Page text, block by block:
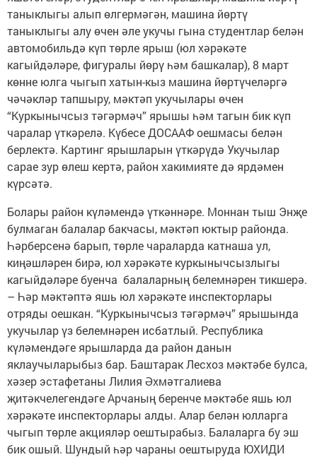
таныклыгы алып өлгермәгән, машина йөртү
таныклыгы алу өчен әле укучы гына студентлар белән
автомобильдә күп төрле ярыш (юл хәрәкәте
кагыйдәләре, фигуралы йөрү һәм башкалар), 8 март
көнне юлга чыгып хатын-кыз машина йөртүчеләргә
чәчәкләр тапшыру, мәктәп укучылары өчен
“Куркынычсыз тәгәрмәч” ярышы һәм тагын бик күп
чаралар үткәрелә. Күбесе ДОСААФ оешмасы белән
берлектә. Картинг ярышларын үткәрүдә Укучылар
сарае зур өлеш кертә, район хакимияте дә ярдәмен
күрсәтә.
Болары район күләмендә үткәннәре. Моннан тыш Энҗе
булмаган балалар бакчасы, мәктәп юктыр районда.
Һәрберсенә барып, төрле чараларда катнаша ул,
киңәшләрен бирә, юл хәрәкәте куркынычсызлыгы
кагыйдәләре буенча балаларның белемнәрен тикшерә.
– Һәр мәктәптә яшь юл хәрәкәте инспекторлары
отряды оешкан. “Куркынычсыз тәгәрмәч” ярышында
укучылар үз белемнәрен исбатлый. Республика
күләмендәге ярышларда да район данын
яклаучыларыбыз бар. Баштарак Лесхоз мәктәбе булса,
хәзер эстафетаны Лилия Әхмәтгалиева
җитәкчелегендәге Арчаның беренче мәктәбе яшь юл
хәрәкәте инспекторлары алды. Алар белән юлларга
чыгып төрле акцияләр оештырабыз. Балаларга бу эш
бик ошый. Шундый һәр чараны оештыруда ЮХИДИ